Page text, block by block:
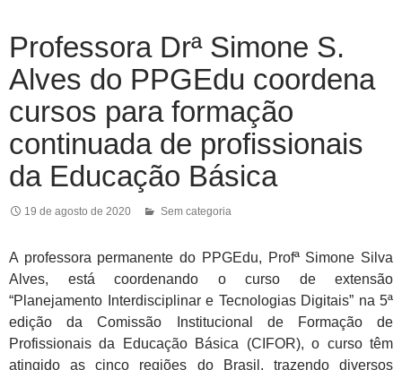
Professora Drª Simone S.
Alves do PPGEdu coordena
cursos para formação
continuada de profissionais
da Educação Básica
19 de agosto de 2020 Sem categoria
A professora permanente do PPGEdu, Profª Simone Silva
Alves, está coordenando o curso de extensão
“Planejamento Interdisciplinar e Tecnologias Digitais” na 5ª
edição da Comissão Institucional de Formação de
Profissionais da Educação Básica (CIFOR), o curso têm
atingido as cinco regiões do Brasil, trazendo diversos